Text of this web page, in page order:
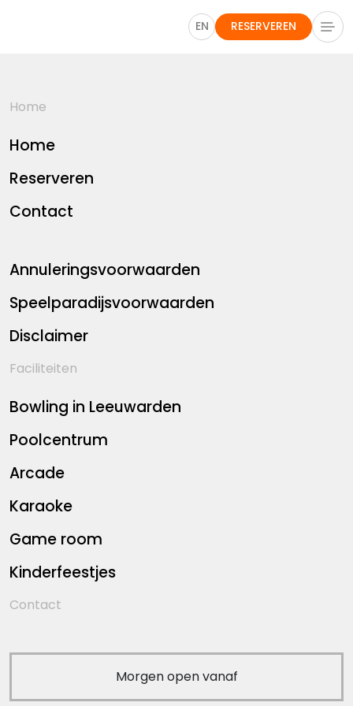
EN RESERVEREN
Home
Home
Reserveren
Contact
Annuleringsvoorwaarden
Speelparadijsvoorwaarden
Disclaimer
Faciliteiten
Bowling in Leeuwarden
Poolcentrum
Arcade
Karaoke
Game room
Kinderfeestjes
Contact
Morgen open vanaf